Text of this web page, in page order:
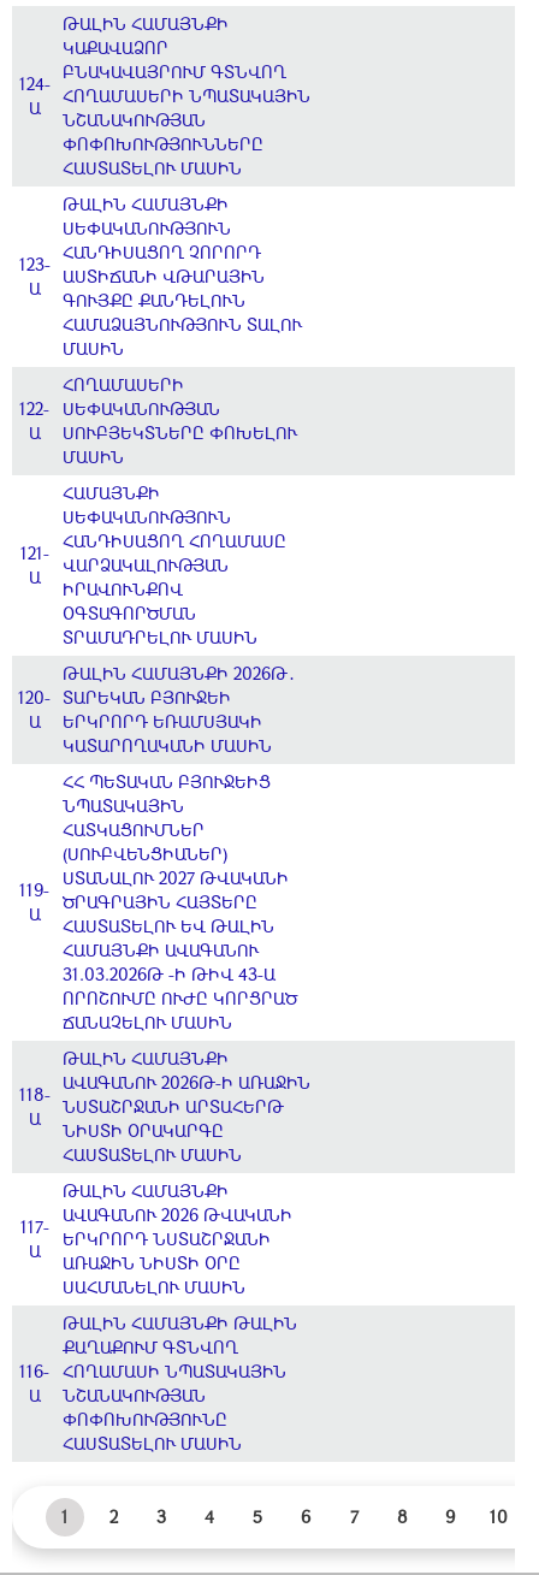
124-
Ա
ԹԱԼԻՆ ՀԱՄԱՅՆՔԻ
ԿԱՔԱՎԱՁՈՐ
ԲՆԱԿԱՎԱՅՐՈՒՄ ԳՏՆՎՈՂ
ՀՈՂԱՄԱՍԵՐԻ ՆՊԱՏԱԿԱՅԻՆ
ՆՇԱՆԱԿՈՒԹՅԱՆ
ՓՈՓՈԽՈՒԹՅՈՒՆՆԵՐԸ
ՀԱՍՏԱՏԵԼՈՒ ՄԱՍԻՆ
123-
Ա
ԹԱԼԻՆ ՀԱՄԱՅՆՔԻ
ՍԵՓԱԿԱՆՈՒԹՅՈՒՆ
ՀԱՆԴԻՍԱՑՈՂ ՉՈՐՈՐԴ
ԱՍՏԻՃԱՆԻ ՎԹԱՐԱՅԻՆ
ԳՈՒՅՔԸ ՔԱՆԴԵԼՈՒՆ
ՀԱՄԱՁԱՅՆՈՒԹՅՈՒՆ ՏԱԼՈՒ
ՄԱՍԻՆ
122-
Ա
ՀՈՂԱՄԱՍԵՐԻ
ՍԵՓԱԿԱՆՈՒԹՅԱՆ
ՍՈՒԲՅԵԿՏՆԵՐԸ ՓՈԽԵԼՈՒ
ՄԱՍԻՆ
121-
Ա
ՀԱՄԱՅՆՔԻ
ՍԵՓԱԿԱՆՈՒԹՅՈՒՆ
ՀԱՆԴԻՍԱՑՈՂ ՀՈՂԱՄԱՍԸ
ՎԱՐՁԱԿԱԼՈՒԹՅԱՆ
ԻՐԱՎՈՒՆՔՈՎ
ՕԳՏԱԳՈՐԾՄԱՆ
ՏՐԱՄԱԴՐԵԼՈՒ ՄԱՍԻՆ
120-
Ա
ԹԱԼԻՆ ՀԱՄԱՅՆՔԻ 2026Թ․
ՏԱՐԵԿԱՆ ԲՅՈՒՋԵԻ
ԵՐԿՐՈՐԴ ԵՌԱՄՍՅԱԿԻ
ԿԱՏԱՐՈՂԱԿԱՆԻ ՄԱՍԻՆ
119-
Ա
ՀՀ ՊԵՏԱԿԱՆ ԲՅՈՒՋԵԻՑ
ՆՊԱՏԱԿԱՅԻՆ
ՀԱՏԿԱՑՈՒՄՆԵՐ
(ՍՈՒԲՎԵՆՑԻԱՆԵՐ)
ՍՏԱՆԱԼՈՒ 2027 ԹՎԱԿԱՆԻ
ԾՐԱԳՐԱՅԻՆ ՀԱՅՏԵՐԸ
ՀԱՍՏԱՏԵԼՈՒ ԵՎ ԹԱԼԻՆ
ՀԱՄԱՅՆՔԻ ԱՎԱԳԱՆՈՒ
31.03.2026Թ -Ի ԹԻՎ 43-Ա
ՈՐՈՇՈՒՄԸ ՈՒԺԸ ԿՈՐՑՐԱԾ
ՃԱՆԱՉԵԼՈՒ ՄԱՍԻՆ
118-
Ա
ԹԱԼԻՆ ՀԱՄԱՅՆՔԻ
ԱՎԱԳԱՆՈՒ 2026Թ-Ի ԱՌԱՋԻՆ
ՆՍՏԱՇՐՋԱՆԻ ԱՐՏԱՀԵՐԹ
ՆԻՍՏԻ ՕՐԱԿԱՐԳԸ
ՀԱՍՏԱՏԵԼՈՒ ՄԱՍԻՆ
117-
Ա
ԹԱԼԻՆ ՀԱՄԱՅՆՔԻ
ԱՎԱԳԱՆՈՒ 2026 ԹՎԱԿԱՆԻ
ԵՐԿՐՈՐԴ ՆՍՏԱՇՐՋԱՆԻ
ԱՌԱՋԻՆ ՆԻՍՏԻ ՕՐԸ
ՍԱՀՄԱՆԵԼՈՒ ՄԱՍԻՆ
116-
Ա
ԹԱԼԻՆ ՀԱՄԱՅՆՔԻ ԹԱԼԻՆ
ՔԱՂԱՔՈՒՄ ԳՏՆՎՈՂ
ՀՈՂԱՄԱՍԻ ՆՊԱՏԱԿԱՅԻՆ
ՆՇԱՆԱԿՈՒԹՅԱՆ
ՓՈՓՈԽՈՒԹՅՈՒՆԸ
ՀԱՍՏԱՏԵԼՈՒ ՄԱՍԻՆ
1 2 3 4 5 6 7 8 9 10